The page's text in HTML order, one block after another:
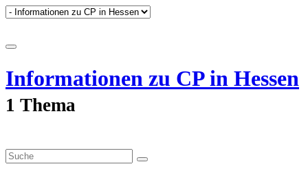
Informationen zu CP in Hessen
1 Thema